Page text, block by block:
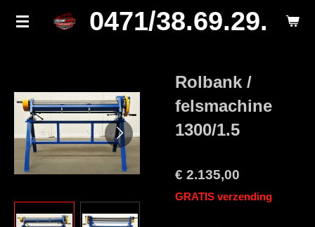
Ga
hoofdinhoud
0471/38.69.29.
Rolbank /
felsmachine
1300/1.5
€ 2.135,00
GRATIS verzending